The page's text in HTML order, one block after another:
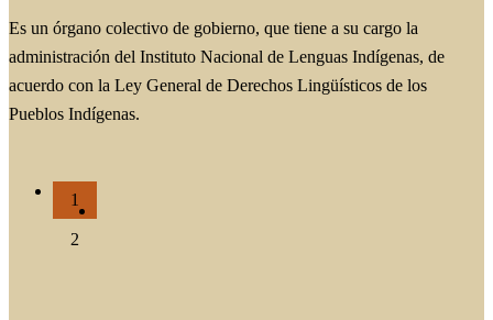
Es un órgano colectivo de gobierno, que tiene a su cargo la
administración del Instituto Nacional de Lenguas Indígenas, de
acuerdo con la Ley General de Derechos Lingüísticos de los
Pueblos Indígenas.
1
2